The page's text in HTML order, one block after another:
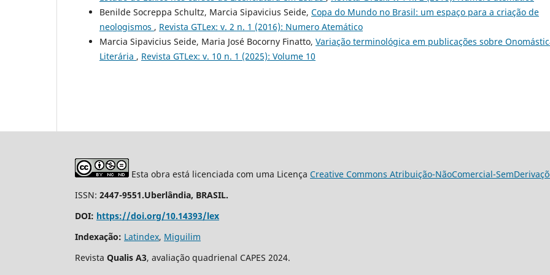
Benilde Socreppa Schultz, Marcia Sipavicius Seide, Copa do Mundo no Brasil: um espaço para a criação de
neologismos , Revista GTLex: v. 2 n. 1 (2016): Numero Atemático
Marcia Sipavicius Seide, Maria José Bocorny Finatto, Variação terminológica em publicações sobre
Literária , Revista GTLex: v. 10 n. 1 (2025): Volume 10
Esta obra está licenciada com uma Licença Creative Commons Atribuição-NãoComercial-
ISSN: 2447-9551.Uberlândia, BRASIL.
DOI: https://doi.org/10.14393/lex
Indexação: Latindex, Miguilim
Revista Qualis A3, avaliação quadrienal CAPES 2024.